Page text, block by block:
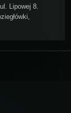
Lipowej 8.